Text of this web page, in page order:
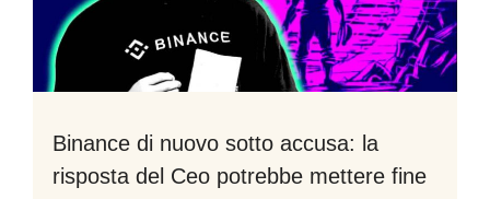
Binance di nuovo sotto accusa: la
risposta del Ceo potrebbe mettere fine